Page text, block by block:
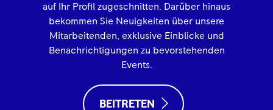
auf Ihr Profil zugeschnitten. Darüber hinaus
bekommen Sie Neuigkeiten über unsere
Mitarbeitenden, exklusive Einblicke und
Benachrichtigungen zu bevorstehenden
Events.
BEITRETEN